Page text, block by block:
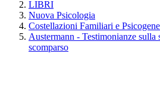
LIBRI
Nuova Psicologia
Costellazioni Familiari e
Austermann - Testimonianze sulla
scomparso